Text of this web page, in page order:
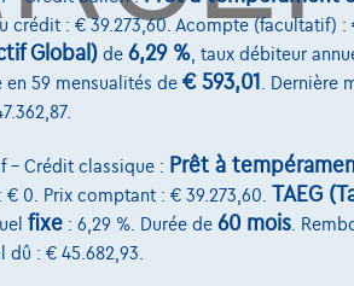
crédit : € 39.273,60. Acompte (facultatif)
Global) de 6,29 % , taux débiteur
en 59 mensualités de € 593,01
. Dernière
– Crédit classique : Prêt à
0. Prix comptant : € 39.273,60. TAEG
fixe : 6,29 %. Durée de 60 mois .
dû : € 45.682,93.